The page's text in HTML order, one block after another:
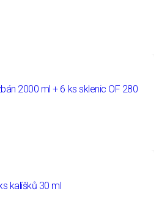
2000 ml + 6 ks sklenic OF 280
kalíšků 30 ml